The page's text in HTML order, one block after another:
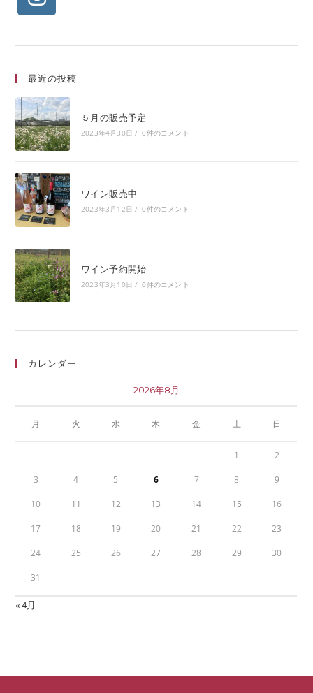
最近の投稿
５月の販売予定
2023年4月30日 / 0件のコメント
ワイン販売中
2023年3月12日 / 0件のコメント
ワイン予約開始
2023年3月10日 / 0件のコメント
カレンダー
2026年8月
月 火 水 木 金 土 日
1 2
3 4 5 6 7 8 9
10 11 12 13 14 15 16
17 18 19 20 21 22 23
24 25 26 27 28 29 30
31
« 4月